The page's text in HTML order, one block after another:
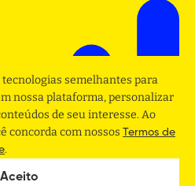
semelhantes para
nossa plataforma, personalizar
de seu interesse. Ao
concorda com nossos Termos de
.
Aceito